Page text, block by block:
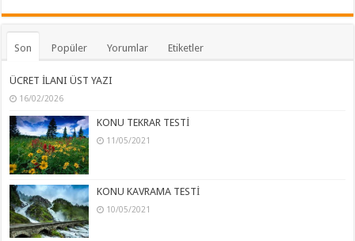
Son Popüler Yorumlar Etiketler
ÜCRET İLANI ÜST YAZI
16/02/2026
KONU TEKRAR TESTİ
11/05/2021
KONU KAVRAMA TESTİ
10/05/2021